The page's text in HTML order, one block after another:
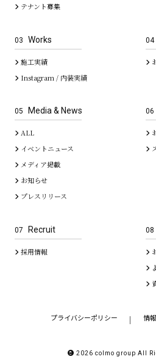
テナント募集
03 Works
施工実績
Instagram / 内装実績
04
05 Media & News
ALL
イベントニュース
メディア掲載
お知らせ
プレスリリース
06
07 Recruit
採用情報
08
プライバシーポリシー ｜ 情
2026 colmo group All